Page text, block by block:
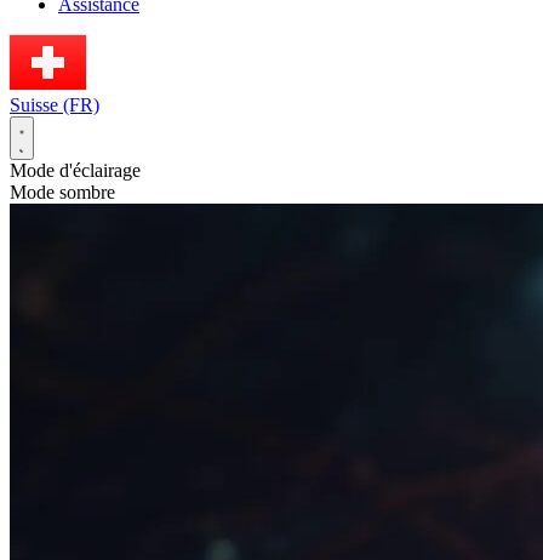
Assistance
Suisse (FR)
Mode d'éclairage
Mode sombre